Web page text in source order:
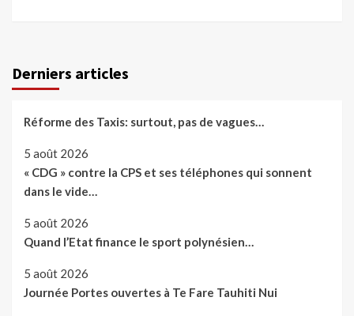
Derniers articles
Réforme des Taxis: surtout, pas de vagues…
5 août 2026
« CDG » contre la CPS et ses téléphones qui sonnent
dans le vide…
5 août 2026
Quand l’Etat finance le sport polynésien…
5 août 2026
Journée Portes ouvertes à Te Fare Tauhiti Nui